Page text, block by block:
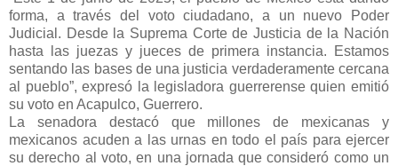
forma, a través del voto ciudadano, a un nuevo Poder
Judicial. Desde la Suprema Corte de Justicia de la Nación
hasta las juezas y jueces de primera instancia. Estamos
sentando las bases de una justicia verdaderamente cercana
al pueblo”, expresó la legisladora guerrerense quien emitió
su voto en Acapulco, Guerrero.
La senadora destacó que millones de mexicanas y
mexicanos acuden a las urnas en todo el país para ejercer
su derecho al voto, en una jornada que consideró como un